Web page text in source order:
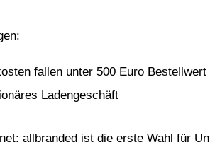
fallen unter 500 Euro Bestellwert
Ladengeschäft
allbranded ist die erste Wahl für